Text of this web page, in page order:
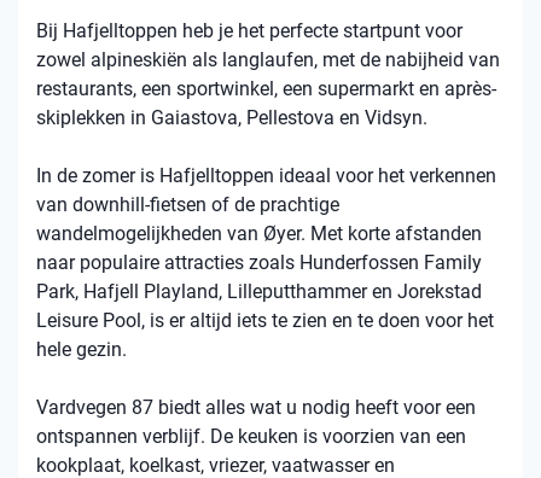
Bij Hafjelltoppen heb je het perfecte startpunt voor
zowel alpineskiën als langlaufen, met de nabijheid van
restaurants, een sportwinkel, een supermarkt en après-
skiplekken in Gaiastova, Pellestova en Vidsyn.
In de zomer is Hafjelltoppen ideaal voor het verkennen
van downhill-fietsen of de prachtige
wandelmogelijkheden van Øyer. Met korte afstanden
naar populaire attracties zoals Hunderfossen Family
Park, Hafjell Playland, Lilleputthammer en Jorekstad
Leisure Pool, is er altijd iets te zien en te doen voor het
hele gezin.
Vardvegen 87 biedt alles wat u nodig heeft voor een
ontspannen verblijf. De keuken is voorzien van een
kookplaat, koelkast, vriezer, vaatwasser en